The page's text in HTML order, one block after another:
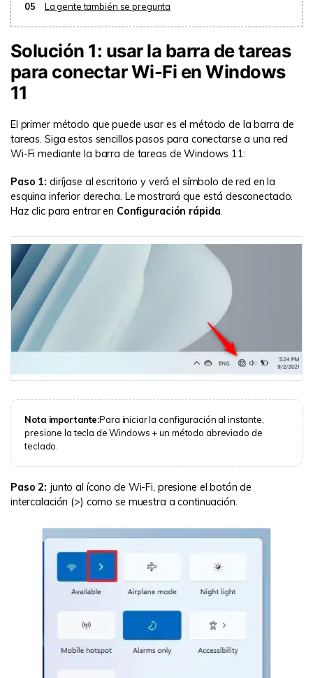
05
La gente también se pregunta
Solución 1: usar la barra de tareas
para conectar Wi-Fi en Windows
11
El primer método que puede usar es el método de la barra de
tareas. Siga estos sencillos pasos para conectarse a una red
Wi-Fi mediante la barra de tareas de Windows 11:
Paso 1: diríjase al escritorio y verá el símbolo de red en la
esquina inferior derecha. Le mostrará que está desconectado.
Haz clic para entrar en Configuración rápida.
Nota importante:Para iniciar la configuración al instante,
presione la tecla de Windows + un método abreviado de
teclado.
Paso 2: junto al ícono de Wi-Fi, presione el botón de
intercalación (>) como se muestra a continuación.